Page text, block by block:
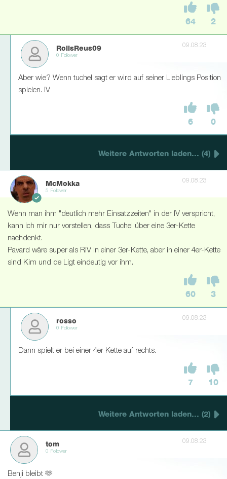
64 2
RollsReus09
0 Follower
09.08.23
Aber wie? Wenn tuchel sagt er wird auf seiner Lieblings Position
spielen. IV
6 0
Weitere Antworten laden... (4)
McMokka
5 Follower
09.08.23
Wenn man ihm "deutlich mehr Einsatzzeiten" in der IV verspricht,
kann ich mir nur vorstellen, dass Tuchel über eine 3er-Kette
nachdenkt.
Pavard wäre super als RIV in einer 3er-Kette, aber in einer 4er-Kette
sind Kim und de Ligt eindeutig vor ihm.
60 3
rosso
0 Follower
09.08.23
Dann spielt er bei einer 4er Kette auf rechts.
7 10
Weitere Antworten laden... (2)
tom
0 Follower
09.08.23
Benji bleibt 🫶